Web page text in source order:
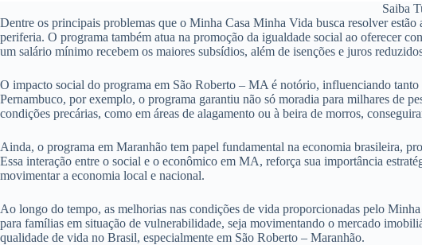
Saiba
Dentre os principais problemas que o Minha Casa Minha Vida busca resolver estão
periferia. O programa também atua na promoção da igualdade social ao oferecer
um salário mínimo recebem os maiores subsídios, além de isenções e juros
O impacto social do programa em São Roberto – MA é notório, influenciando
Pernambuco, por exemplo, o programa garantiu não só moradia para milhares de
condições precárias, como em áreas de alagamento ou à beira de morros,
Ainda, o programa em Maranhão tem papel fundamental na economia brasileira,
Essa interação entre o social e o econômico em MA, reforça sua importância
movimentar a economia local e nacional.
Ao longo do tempo, as melhorias nas condições de vida proporcionadas pelo
para famílias em situação de vulnerabilidade, seja movimentando o mercado
qualidade de vida no Brasil, especialmente em São Roberto – Maranhão.